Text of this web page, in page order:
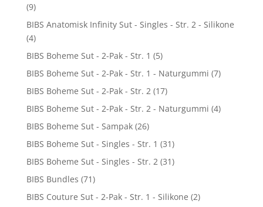
(9)
BIBS Anatomisk Infinity Sut - Singles - Str. 2 - Silikone
(4)
BIBS Boheme Sut - 2-Pak - Str. 1 (5)
BIBS Boheme Sut - 2-Pak - Str. 1 - Naturgummi (7)
BIBS Boheme Sut - 2-Pak - Str. 2 (17)
BIBS Boheme Sut - 2-Pak - Str. 2 - Naturgummi (4)
BIBS Boheme Sut - Sampak (26)
BIBS Boheme Sut - Singles - Str. 1 (31)
BIBS Boheme Sut - Singles - Str. 2 (31)
BIBS Bundles (71)
BIBS Couture Sut - 2-Pak - Str. 1 - Silikone (2)